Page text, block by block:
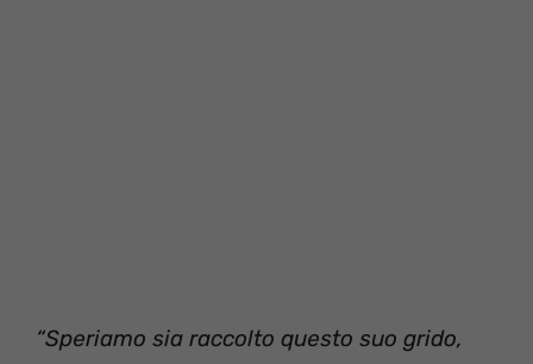
“Speriamo sia raccolto questo suo grido,